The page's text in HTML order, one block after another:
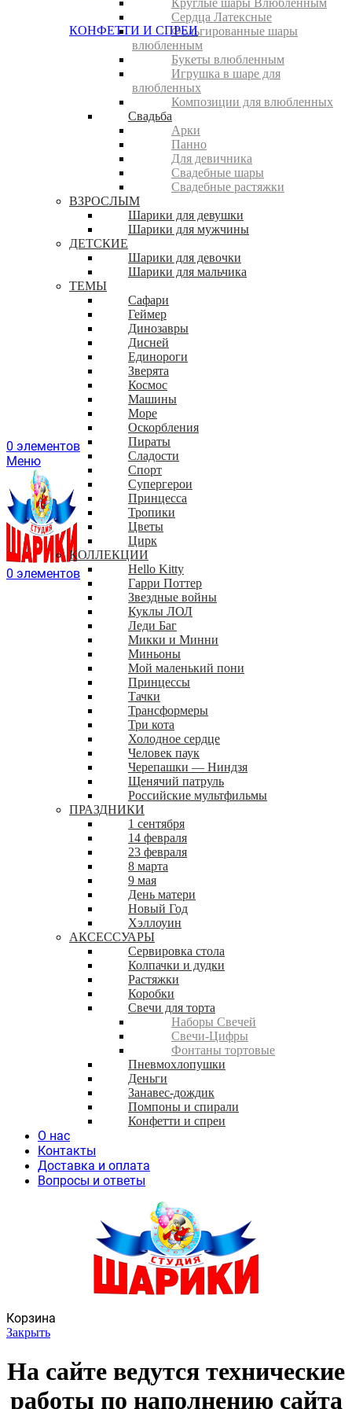
КОНФЕТТИ И СПРЕИ
0 элементов
Меню
0 элементов
Круглые шары Влюбленным
Сердца Латексные
Фольгированные шары
влюбленным
Букеты влюбленным
Игрушка в шаре для
влюбленных
Композиции для влюбленных
Свадьба
Арки
Панно
Для девичника
Свадебные шары
Свадебные растяжки
ВЗРОСЛЫМ
Шарики для девушки
Шарики для мужчины
ДЕТСКИЕ
Шарики для девочки
Шарики для мальчика
ТЕМЫ
Сафари
Геймер
Динозавры
Дисней
Единороги
Зверята
Космос
Машины
Море
Оскорбления
Пираты
Сладости
Спорт
Супергерои
Принцесса
Тропики
Цветы
Цирк
КОЛЛЕКЦИИ
Hello Kitty
Гарри Поттер
Звездные войны
Куклы ЛОЛ
Леди Баг
Микки и Минни
Миньоны
Мой маленький пони
Принцессы
Тачки
Трансформеры
Три кота
Холодное сердце
Человек паук
Черепашки — Ниндзя
Щенячий патруль
Российские мультфильмы
ПРАЗДНИКИ
1 сентября
14 февраля
23 февраля
8 марта
9 мая
День матери
Новый Год
Хэллоуин
АКСЕССУАРЫ
Сервировка стола
Колпачки и дудки
Растяжки
Коробки
Свечи для торта
Наборы Свечей
Свечи-Цифры
Фонтаны тортовые
Пневмохлопушки
Деньги
Занавес-дождик
Помпоны и спирали
Конфетти и спреи
О нас
Контакты
Доставка и оплата
Вопросы и ответы
Корзина
Закрыть
На сайте ведутся технические
работы по наполнению сайта